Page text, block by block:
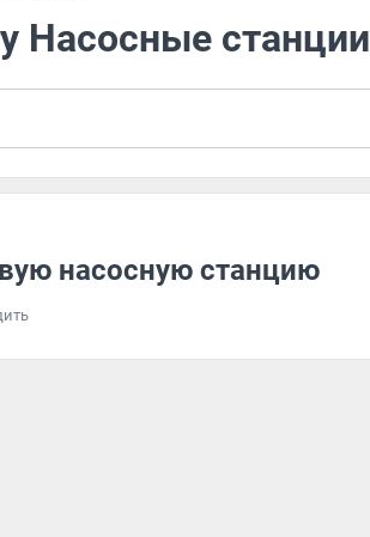
Насосные станции
насосную станцию